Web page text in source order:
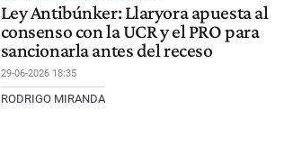
Ley Antibúnker: Llaryora apuesta al
consenso con la UCR y el PRO para
sancionarla antes del receso
29-06-2026 18:35
RODRIGO MIRANDA